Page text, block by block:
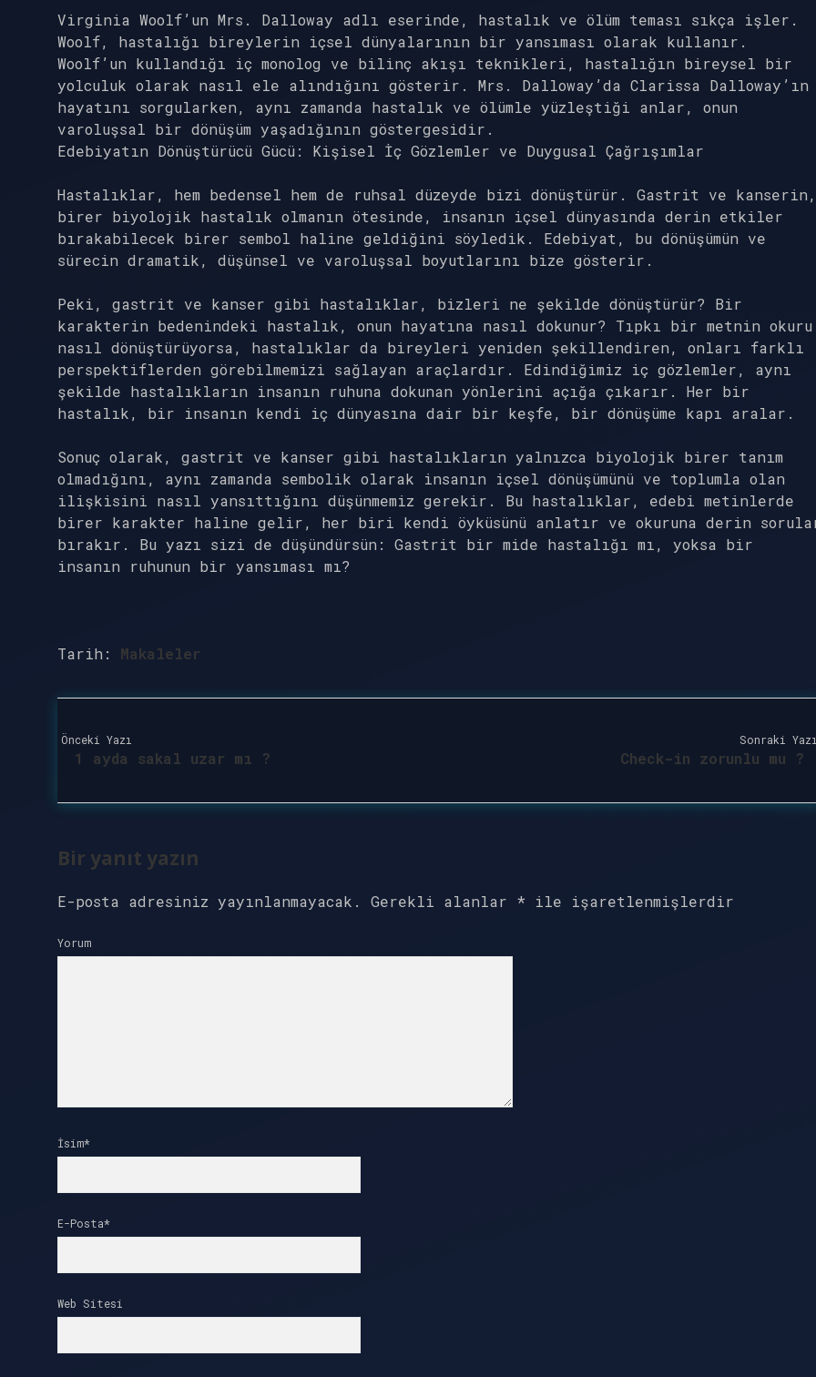
Virginia Woolf’un Mrs. Dalloway adlı eserinde, hastalık ve ölüm teması sıkça işler.
Woolf, hastalığı bireylerin içsel dünyalarının bir yansıması olarak kullanır.
Woolf’un kullandığı iç monolog ve bilinç akışı teknikleri, hastalığın bireysel bir
yolculuk olarak nasıl ele alındığını gösterir. Mrs. Dalloway’da Clarissa Dalloway’ın
hayatını sorgularken, aynı zamanda hastalık ve ölümle yüzleştiği anlar, onun
varoluşsal bir dönüşüm yaşadığının göstergesidir.
Edebiyatın Dönüştürücü Gücü: Kişisel İç Gözlemler ve Duygusal Çağrışımlar
Hastalıklar, hem bedensel hem de ruhsal düzeyde bizi dönüştürür. Gastrit ve kanserin,
birer biyolojik hastalık olmanın ötesinde, insanın içsel dünyasında derin etkiler
bırakabilecek birer sembol haline geldiğini söyledik. Edebiyat, bu dönüşümün ve
sürecin dramatik, düşünsel ve varoluşsal boyutlarını bize gösterir.
Peki, gastrit ve kanser gibi hastalıklar, bizleri ne şekilde dönüştürür? Bir
karakterin bedenindeki hastalık, onun hayatına nasıl dokunur? Tıpkı bir metnin okuru
nasıl dönüştürüyorsa, hastalıklar da bireyleri yeniden şekillendiren, onları farklı
perspektiflerden görebilmemizi sağlayan araçlardır. Edindiğimiz iç gözlemler, aynı
şekilde hastalıkların insanın ruhuna dokunan yönlerini açığa çıkarır. Her bir
hastalık, bir insanın kendi iç dünyasına dair bir keşfe, bir dönüşüme kapı aralar.
Sonuç olarak, gastrit ve kanser gibi hastalıkların yalnızca biyolojik birer tanım
olmadığını, aynı zamanda sembolik olarak insanın içsel dönüşümünü ve toplumla olan
ilişkisini nasıl yansıttığını düşünmemiz gerekir. Bu hastalıklar, edebi metinlerde
birer karakter haline gelir, her biri kendi öyküsünü anlatır ve okuruna derin
bırakır. Bu yazı sizi de düşündürsün: Gastrit bir mide hastalığı mı, yoksa bir
insanın ruhunun bir yansıması mı?
Tarih: Makaleler
Önceki Yazı
1 ayda sakal uzar mı ?
Sonraki
Check-in zorunlu mu ?
Bir yanıt yazın
E-posta adresiniz yayınlanmayacak. Gerekli alanlar * ile işaretlenmişlerdir
Yorum
İsim*
E-Posta*
Web Sitesi